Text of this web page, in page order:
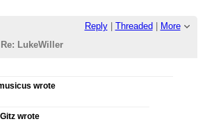
di accesso privilegiati possono creare
telematici chiusi e selezionati per discutere
tra loro di questioni interne
Bella linea guida, eh?
Reply| Threaded
More
Re: LukeWiller
wrote
Gitz wrote